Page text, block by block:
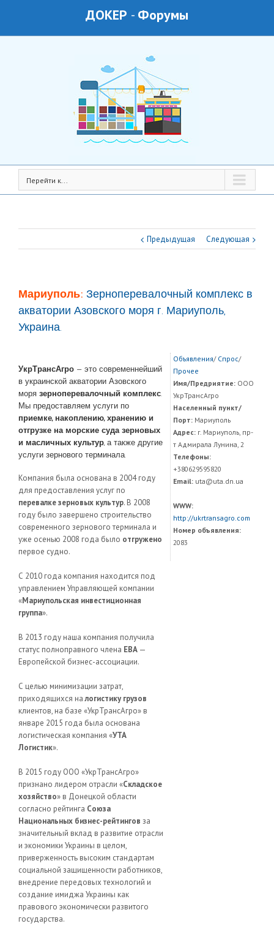
ДОКЕР - Форумы
Перейти к...
Предыдущая Следующая
Мариуполь: Зерноперевалочный комплекс в
акватории Азовского моря г. Мариуполь,
Украина.
УкрТрансАгро — это современнейший
в украинской акватории Азовского
моря зерноперевалочный комплекс.
Мы предоставляем услуги по
приемке, накоплению, хранению и
отгрузке на морские суда зерновых
и масличных культур, а также другие
услуги зернового терминала.
Компания была основана в 2004 году
для предоставления услуг по
перевалке зерновых культур. В 2008
году было завершено строительство
современного зернового терминала и
уже осенью 2008 года было отгружено
первое судно.
С 2010 года компания находится под
управлением Управляющей компании
«Мариупольская инвестиционная
группа».
В 2013 году наша компания получила
статус полноправного члена EBA —
Европейской бизнес-ассоциации.
С целью минимизации затрат,
приходящихся налогистику грузов
клиентов, на базе «УкрТрансАгро» в
январе 2015 года была основана
логистическая компания «УТА
Логистик».
В 2015 году ООО «УкрТрансАгро»
признано лидером отрасли «Складское
хозяйство» в Донецкой области
согласно рейтинга Союза
Национальных бизнес-рейтингов за
значительный вклад в развитие отрасли
и экономики Украины в целом,
приверженность высоким стандартам
социальной защищенности работников,
внедрение передовых технологий и
создание имиджа Украины как
правового экономически развитого
государства.
Объявления/ Спрос/
Прочее
Имя/Предриятие:ООО
УкрТрансАгро
Населенный пункт/
Порт:Мариуполь
Адрес:г. Мариуполь, пр-
т Адмирала Лунина, 2
Телефоны:
+380629595820
Email:uta@uta.dn.ua
WWW:
http://ukrtransagro.com
Номер объявления:
2083